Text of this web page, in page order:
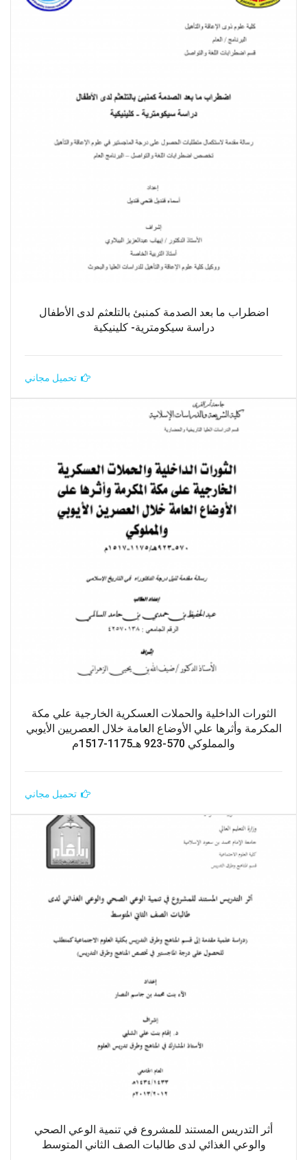
اضطراب ما بعد الصدمة كمنبئ بالتلعثم لدى الأطفال
دراسة سيكومترية- كلينيكية
تحميل مجاني
الثورات الداخلية والحملات العسكرية الخارجية علي مكة
المكرمة وأثرها علي الأوضاع العامة خلال العصريين الأيوبي
والمملوكي 570-923 هـ1175-1517م
تحميل مجاني
أثر التدريس المستند للمشروع في تنمية الوعي الصحي
والوعي الغذائي لدى طالبات الصف الثاني المتوسط